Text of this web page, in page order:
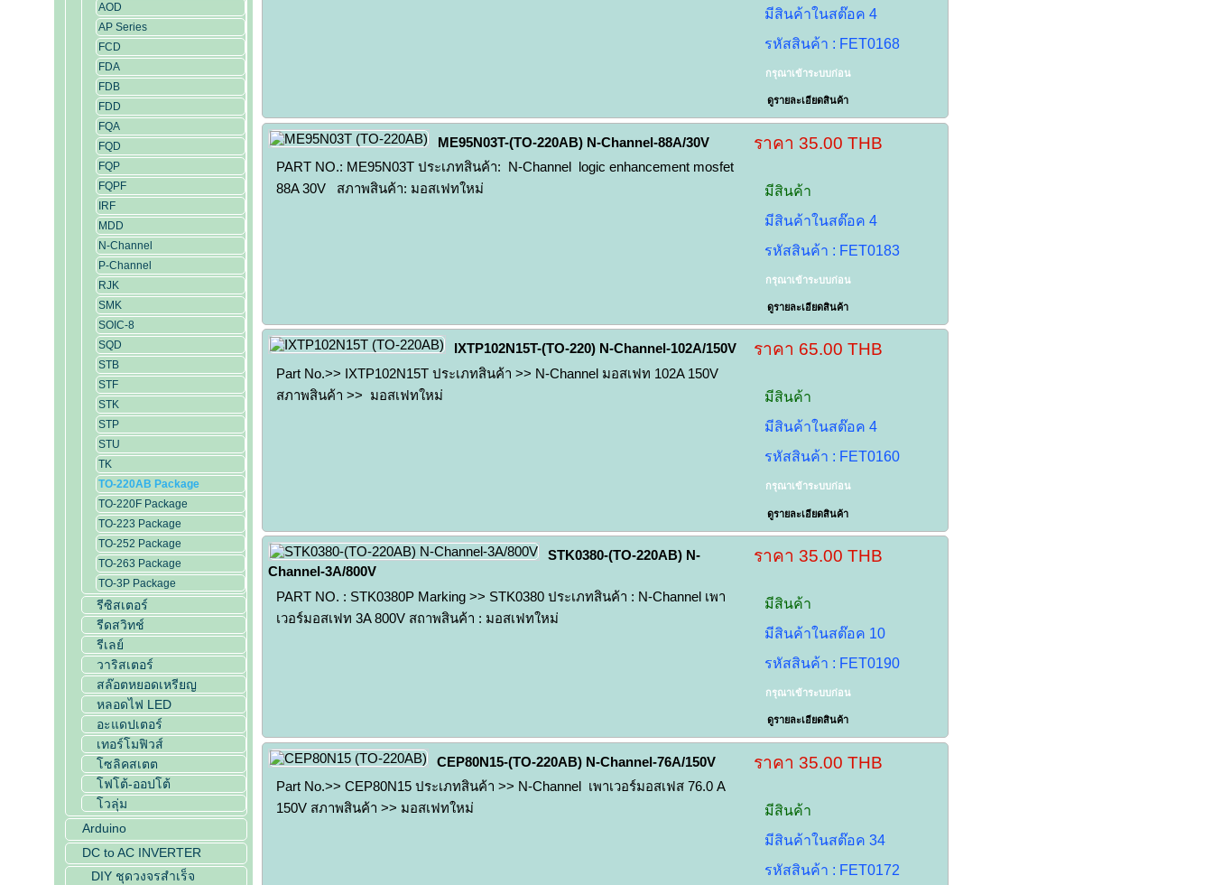
AOD
AP Series
FCD
FDA
FDB
FDD
FQA
FQD
FQP
FQPF
IRF
MDD
N-Channel
P-Channel
RJK
SMK
SOIC-8
SQD
STB
STF
STK
STP
STU
TK
TO-220AB Package
TO-220F Package
TO-223 Package
TO-252 Package
TO-263 Package
TO-3P Package
รีซิสเตอร์
รีดสวิทช์
รีเลย์
วาริสเตอร์
สล๊อตหยอดเหรียญ
หลอดไฟ LED
อะแดปเตอร์
เทอร์โมฟิวส์
โซลิคสเตต
โฟโต้-ออปโต้
โวลุ่ม
Arduino
DC to AC INVERTER
DIY ชุดวงจรสำเร็จ
มีสินค้าในสต๊อค 4
รหัสสินค้า : FET0168
กรุณาเข้าระบบก่อน
ดูรายละเอียดสินค้า
ME95N03T-(TO-220AB) N-Channel-88A/30V
PART NO.: ME95N03T ประเภทสินค้า: N-Channel logic enhancement mosfet
88A 30V สภาพสินค้า: มอสเฟทใหม่
ราคา 35.00 THB
มีสินค้า
มีสินค้าในสต๊อค 4
รหัสสินค้า : FET0183
กรุณาเข้าระบบก่อน
ดูรายละเอียดสินค้า
IXTP102N15T-(TO-220) N-Channel-102A/150V
Part No.>> IXTP102N15T ประเภทสินค้า >> N-Channel มอสเฟท 102A 150V
สภาพสินค้า >> มอสเฟทใหม่
ราคา 65.00 THB
มีสินค้า
มีสินค้าในสต๊อค 4
รหัสสินค้า : FET0160
กรุณาเข้าระบบก่อน
ดูรายละเอียดสินค้า
STK0380-(TO-220AB) N-
Channel-3A/800V
PART NO. : STK0380P Marking >> STK0380 ประเภทสินค้า : N-Channel เพา
เวอร์มอสเฟท 3A 800V สถาพสินค้า : มอสเฟทใหม่
ราคา 35.00 THB
มีสินค้า
มีสินค้าในสต๊อค 10
รหัสสินค้า : FET0190
กรุณาเข้าระบบก่อน
ดูรายละเอียดสินค้า
CEP80N15-(TO-220AB) N-Channel-76A/150V
Part No.>> CEP80N15 ประเภทสินค้า >> N-Channel เพาเวอร์มอสเฟส 76.0 A
150V สภาพสินค้า >> มอสเฟทใหม่
ราคา 35.00 THB
มีสินค้า
มีสินค้าในสต๊อค 34
รหัสสินค้า : FET0172